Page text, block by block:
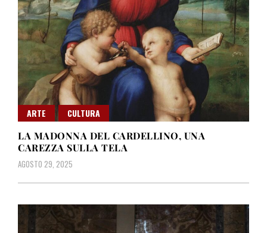
ARTE
CULTURA
LA MADONNA DEL CARDELLINO, UNA
CAREZZA SULLA TELA
AGOSTO 29, 2025